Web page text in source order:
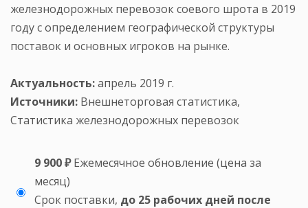
железнодорожных перевозок соевого шрота в 2019
году с определением географической структуры
поставок и основных игроков на рынке.
Актуальность:апрель 2019 г.
Источники: Внешнеторговая статистика,
Статистика железнодорожных перевозок
9 900 ₽ Ежемесячное обновление (цена за
месяц)
Срок поставки, до 25 рабочих дней после